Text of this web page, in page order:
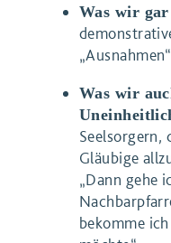
Was wir
Was wir
Seelsorgern,
Gläubige
„Dann gehe
bekomme